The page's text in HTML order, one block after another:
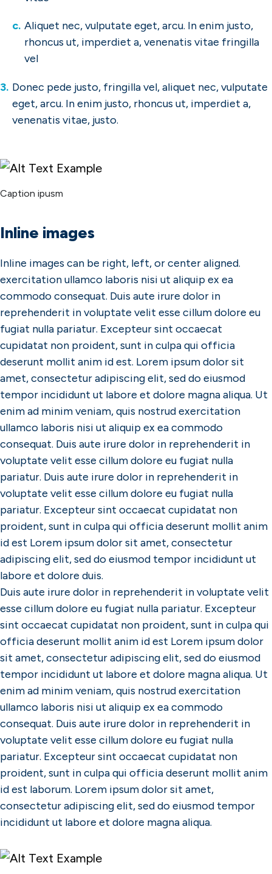
Aliquet nec, vulputate eget, arcu. In enim justo,
rhoncus ut, imperdiet a, venenatis vitae fringilla
vel
Donec pede justo, fringilla vel, aliquet nec, vulputate
eget, arcu. In enim justo, rhoncus ut, imperdiet a,
venenatis vitae, justo.
Caption ipusm
Inline images
Inline images can be right, left, or center aligned.
exercitation ullamco laboris nisi ut aliquip ex ea
commodo consequat. Duis aute irure dolor in
reprehenderit in voluptate velit esse cillum dolore eu
fugiat nulla pariatur. Excepteur sint occaecat
cupidatat non proident, sunt in culpa qui officia
deserunt mollit anim id est. Lorem ipsum dolor sit
amet, consectetur adipiscing elit, sed do eiusmod
tempor incididunt ut labore et dolore magna aliqua. Ut
enim ad minim veniam, quis nostrud exercitation
ullamco laboris nisi ut aliquip ex ea commodo
consequat. Duis aute irure dolor in reprehenderit in
voluptate velit esse cillum dolore eu fugiat nulla
pariatur. Duis aute irure dolor in reprehenderit in
voluptate velit esse cillum dolore eu fugiat nulla
pariatur. Excepteur sint occaecat cupidatat non
proident, sunt in culpa qui officia deserunt mollit anim
id est Lorem ipsum dolor sit amet, consectetur
adipiscing elit, sed do eiusmod tempor incididunt ut
labore et dolore duis.
Duis aute irure dolor in reprehenderit in voluptate velit
esse cillum dolore eu fugiat nulla pariatur. Excepteur
sint occaecat cupidatat non proident, sunt in culpa qui
officia deserunt mollit anim id est Lorem ipsum dolor
sit amet, consectetur adipiscing elit, sed do eiusmod
tempor incididunt ut labore et dolore magna aliqua. Ut
enim ad minim veniam, quis nostrud exercitation
ullamco laboris nisi ut aliquip ex ea commodo
consequat. Duis aute irure dolor in reprehenderit in
voluptate velit esse cillum dolore eu fugiat nulla
pariatur. Excepteur sint occaecat cupidatat non
proident, sunt in culpa qui officia deserunt mollit anim
id est laborum. Lorem ipsum dolor sit amet,
consectetur adipiscing elit, sed do eiusmod tempor
incididunt ut labore et dolore magna aliqua.